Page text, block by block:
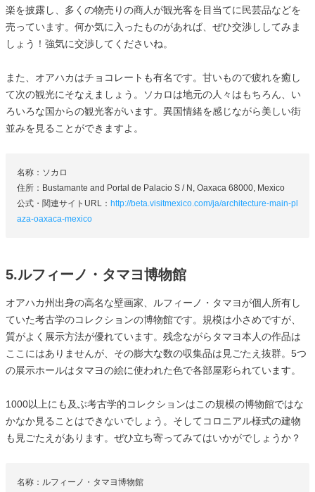
楽を披露し、多くの物売りの商人が観光客を目当てに民芸品などを
売っています。何か気に入ったものがあれば、ぜひ交渉ししてみま
しょう！強気に交渉してくださいね。
また、オアハカはチョコレートも有名です。甘いもので疲れを癒し
て次の観光にそなえましょう。ソカロは地元の人々はもちろん、い
ろいろな国からの観光客がいます。異国情緒を感じながら美しい街
並みを見ることができますよ。
名称：ソカロ
住所：Bustamante and Portal de Palacio S / N, Oaxaca 68000, Mexico
公式・関連サイトURL： http://beta.visitmexico.com/ja/architecture-main-pl
aza-oaxaca-mexico
5.ルフィーノ・タマヨ博物館
オアハカ州出身の高名な壁画家、ルフィーノ・タマヨが個人所有し
ていた考古学のコレクションの博物館です。規模は小さめですが、
質がよく展示方法が優れています。残念ながらタマヨ本人の作品は
ここにはありませんが、その膨大な数の収集品は見ごたえ抜群。5つ
の展示ホールはタマヨの絵に使われた色で各部屋彩られています。
1000以上にも及ぶ考古学的コレクションはこの規模の博物館ではな
かなか見ることはできないでしょう。そしてコロニアル様式の建物
も見ごたえがあります。ぜひ立ち寄ってみてはいかがでしょうか？
名称：ルフィーノ・タマヨ博物館